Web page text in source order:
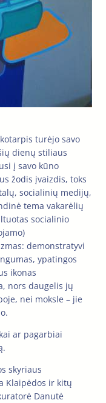
turėjo savo
dienų stiliaus
į savo kūno
žodis įvaizdis, toks
socialinių medijų,
tema vakarėlių
socialinio
demonstratyvi
ypatingos
ikonas
nors daugelis jų
nei moksle – jie
ar pagarbiai
skyriaus
Klaipėdos ir kitų
Danutė